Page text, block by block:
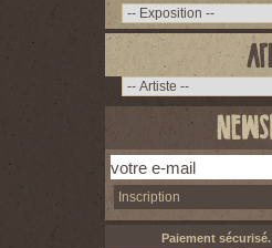
Paiement sécurisé.